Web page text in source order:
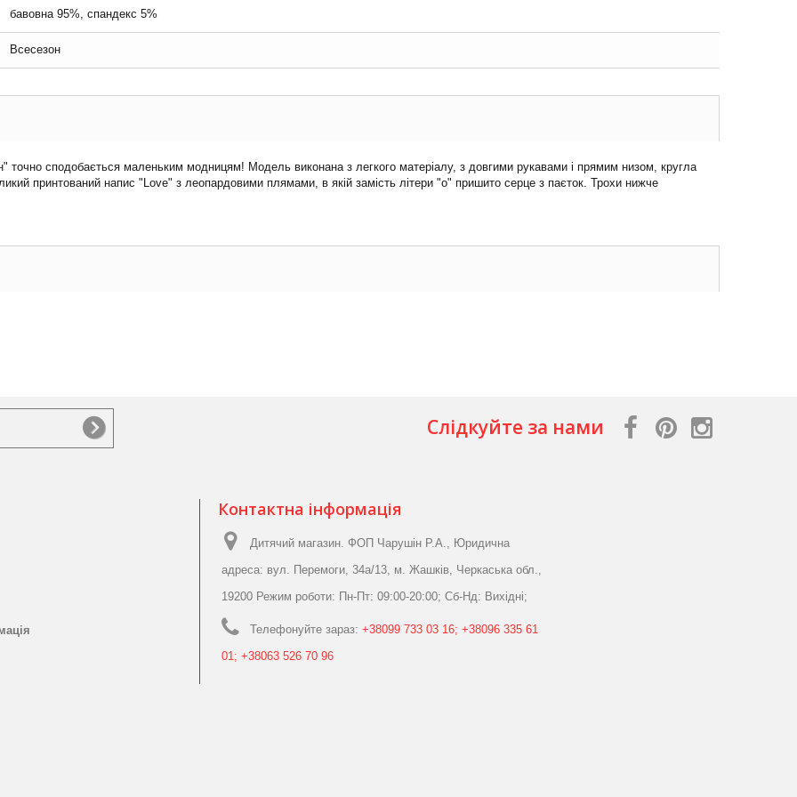
бавовна 95%, спандекс 5%
Всесезон
точно сподобається маленьким модницям! Модель виконана з легкого матеріалу, з довгими рукавами і прямим низом, кругла
принтований напис "Love" з леопардовими плямами, в якій замість літери "о" пришито серце з паєток. Трохи нижче
Слідкуйте за нами
Контактна інформація
Дитячий магазин. ФОП Чарушін Р.А., Юридична
адреса: вул. Перемоги, 34а/13, м. Жашків, Черкаська обл.,
19200 Режим роботи: Пн-Пт: 09:00-20:00; Сб-Нд: Вихідні;
Телефонуйте зараз: +38099 733 03 16; +38096 335 61
01; +38063 526 70 96